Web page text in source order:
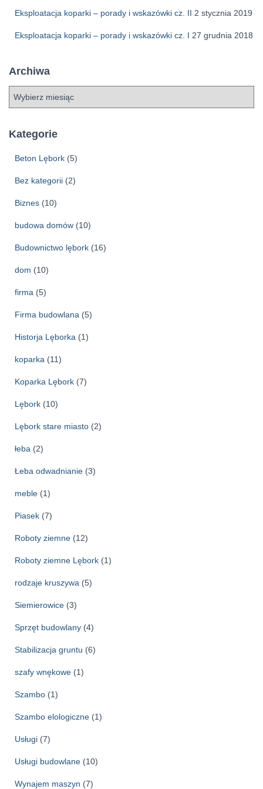
Eksploatacja koparki – porady i wskazówki cz. II 2 stycznia 2019
Eksploatacja koparki – porady i wskazówki cz. I 27 grudnia 2018
Archiwa
h
Kategorie
Beton Lębork (5)
Bez kategorii (2)
Biznes (10)
budowa domów (10)
Budownictwo lębork (16)
dom (10)
firma (5)
Firma budowlana (5)
Historja Lęborka (1)
koparka (11)
Koparka Lębork (7)
Lębork (10)
Lębork stare miasto (2)
łeba (2)
Łeba odwadnianie (3)
meble (1)
Piasek (7)
Roboty ziemne (12)
Roboty ziemne Lębork (1)
rodzaje kruszywa (5)
Siemierowice (3)
Sprzęt budowlany (4)
Stabilizacja gruntu (6)
szafy wnękowe (1)
Szambo (1)
Szambo elologiczne (1)
Usługi (7)
Usługi budowlane (10)
Wynajem maszyn (7)